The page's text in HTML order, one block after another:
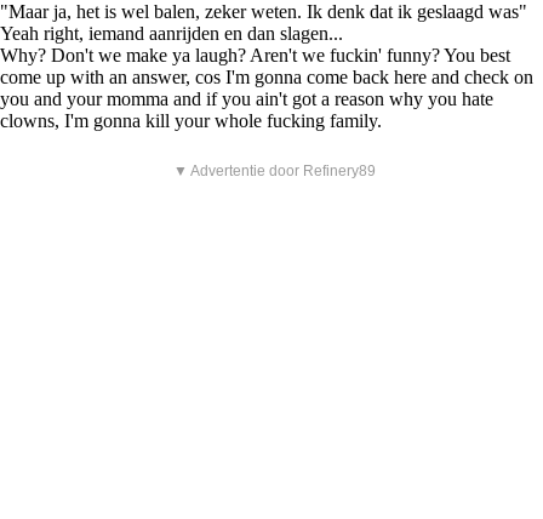
"Maar ja, het is wel balen, zeker weten. Ik denk dat ik geslaagd was"
Yeah right, iemand aanrijden en dan slagen...
Why? Don't we make ya laugh? Aren't we fuckin' funny? You best
come up with an answer, cos I'm gonna come back here and check on
you and your momma and if you ain't got a reason why you hate
clowns, I'm gonna kill your whole fucking family.
▼ Advertentie door Refinery89